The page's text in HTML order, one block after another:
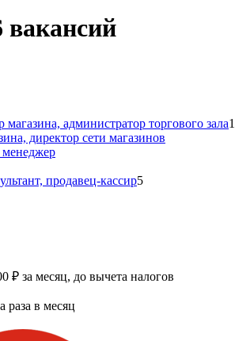
вакансий
администратор торгового зала1
директор сети магазинов
продавец-кассир5
₽ за месяц, до вычета налогов
в месяц